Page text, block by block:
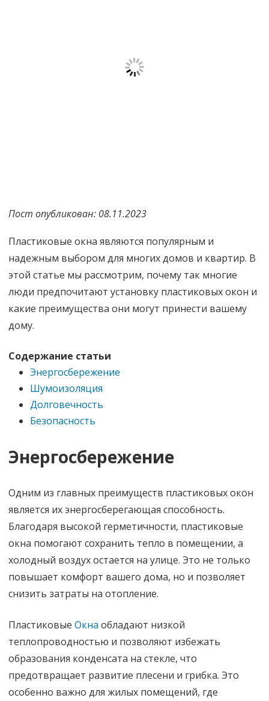
Пост опубликован: 08.11.2023
Пластиковые окна являются популярным и
надежным выбором для многих домов и квартир. В
этой статье мы рассмотрим, почему так многие
люди предпочитают установку пластиковых окон и
какие преимущества они могут принести вашему
дому.
Содержание статьи
Энергосбережение
Шумоизоляция
Долговечность
Безопасность
Энергосбережение
Одним из главных преимуществ пластиковых окон
является их энергосберегающая способность.
Благодаря высокой герметичности, пластиковые
окна помогают сохранить тепло в помещении, а
холодный воздух остается на улице. Это не только
повышает комфорт вашего дома, но и позволяет
снизить затраты на отопление.
Пластиковые Окна обладают низкой
теплопроводностью и позволяют избежать
образования конденсата на стекле, что
предотвращает развитие плесени и грибка. Это
особенно важно для жилых помещений, где